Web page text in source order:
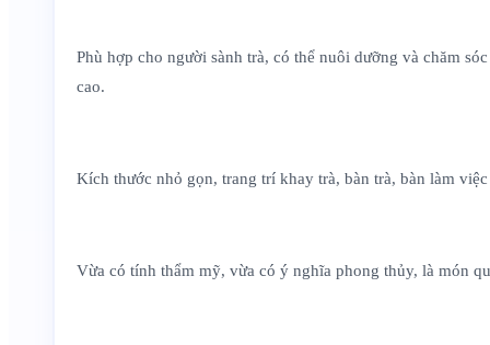
Phù hợp cho người sành trà, có thể nuôi dưỡng và chăm
cao.
Kích thước nhỏ gọn, trang trí khay trà, bàn trà, bàn làm
Vừa có tính thẩm mỹ, vừa có ý nghĩa phong thủy, là món